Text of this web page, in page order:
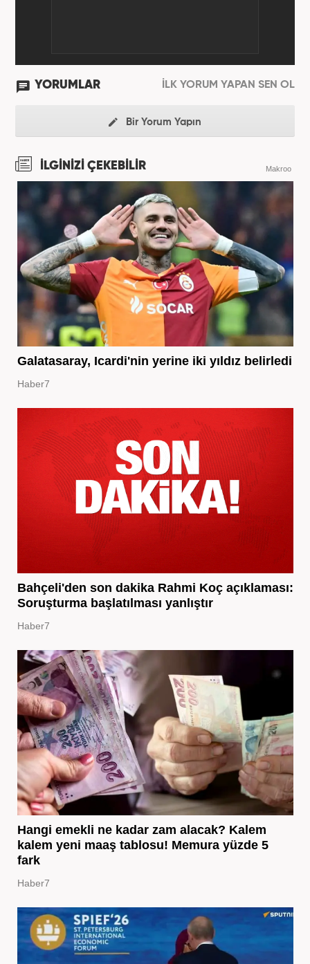
YORUMLAR İLK YORUM YAPAN SEN OL
Bir Yorum Yapın
İLGİNİZİ ÇEKEBİLİR Makroo
Galatasaray, Icardi'nin yerine iki yıldız belirledi
Haber7
Bahçeli'den son dakika Rahmi Koç açıklaması:
Soruşturma başlatılması yanlıştır
Haber7
Hangi emekli ne kadar zam alacak? Kalem
kalem yeni maaş tablosu! Memura yüzde 5
fark
Haber7